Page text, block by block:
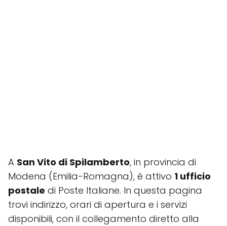
A San Vito di Spilamberto, in provincia di
Modena (Emilia-Romagna), è attivo 1 ufficio
postale di Poste Italiane. In questa pagina
trovi indirizzo, orari di apertura e i servizi
disponibili, con il collegamento diretto alla